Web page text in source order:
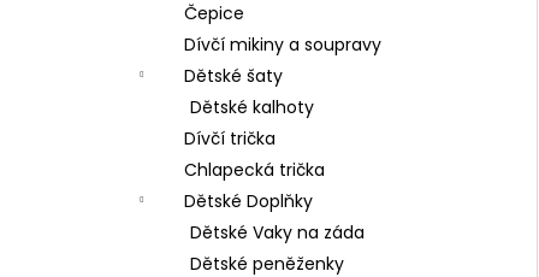
Čepice
Dívčí mikiny a soupravy
Dětské šaty
Dětské kalhoty
Dívčí trička
Chlapecká trička
Dětské Doplňky
Dětské Vaky na záda
Dětské peněženky